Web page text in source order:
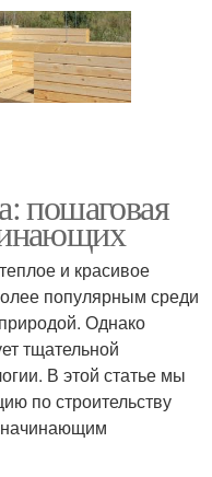
пошаговая
и красивое
популярным среди
Однако
тщательной
В этой статье мы
по строительству
начинающим